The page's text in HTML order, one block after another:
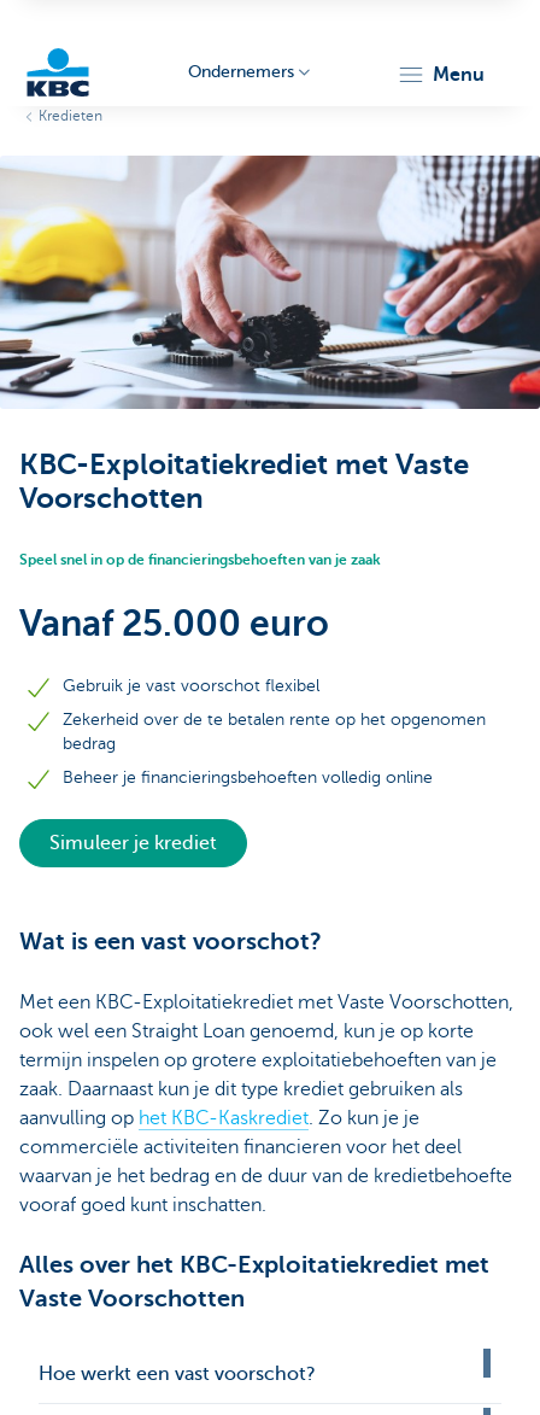
Ondernemers
Ondernemers menu
Kredieten
KBC-Exploitatiekrediet met Vaste
Voorschotten
Speel snel in op de financieringsbehoeften van je zaak
Vanaf 25.000 euro
Gebruik je vast voorschot flexibel
Zekerheid over de te betalen rente op het opgenomen
bedrag
Beheer je financieringsbehoeften volledig online
Simuleer je krediet
Wat is een vast voorschot?
Met een KBC-Exploitatiekrediet met Vaste Voorschotten,
ook wel een Straight Loan genoemd, kun je op korte
termijn inspelen op grotere exploitatiebehoeften van je
zaak. Daarnaast kun je dit type krediet gebruiken als
aanvulling op het KBC-Kaskrediet. Zo kun je je
commerciële activiteiten financieren voor het deel
waarvan je het bedrag en de duur van de kredietbehoefte
vooraf goed kunt inschatten.
Alles over het KBC-Exploitatiekrediet met
Vaste Voorschotten
Hoe werkt een vast voorschot?